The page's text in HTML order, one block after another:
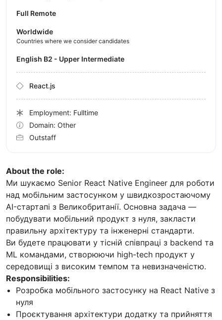
About the role:
Ми шукаємо Senior React Native Engineer для роботи
над мобільним застосунком у швидкозростаючому
AI-стартапі з Великобританії. Основна задача —
побудувати мобільний продукт з нуля, закласти
правильну архітектуру та інженерні стандарти.
Ви будете працювати у тісній співпраці з backend та
ML командами, створюючи high-tech продукт у
середовищі з високим темпом та невизначеністю.
Responsibilities:
Розробка мобільного застосунку на React Native з
нуля
Проєктування архітектури додатку та прийняття
Full Remote
Worldwide
Countries where we consider candidates
English B2 - Upper Intermediate
React.js
Employment: Fulltime
Domain: Other
Outstaff